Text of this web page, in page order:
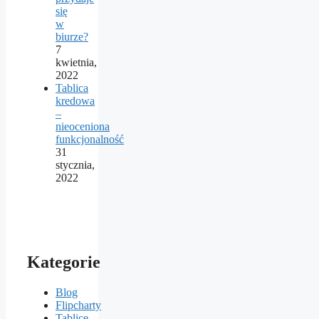
się
w
biurze?
7
kwietnia,
2022
Tablica
kredowa
–
nieoceniona
funkcjonalność
31
stycznia,
2022
Kategorie
Blog
Flipcharty